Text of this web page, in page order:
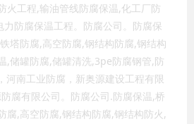
火工程,输油管线防腐保温,化工厂防
防腐保温工程。防腐公司。防腐保
塔防腐,高空防腐,钢结构防腐,钢结构
,储罐防腐,储罐清洗,3pe防腐钢管,防
河南工业防腐，新奥源建设工程有限
腐有限公司。防腐公司.防腐保温,桥
腐,高空防腐,钢结构防腐,钢结构防火,